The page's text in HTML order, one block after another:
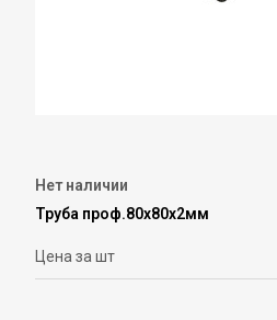
Нет наличии
Труба проф.80х80х2мм
Цена за шт